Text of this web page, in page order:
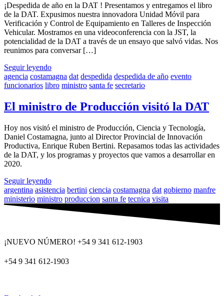
¡Despedida de año en la DAT ! Presentamos y entregamos el libro
de la DAT. Expusimos nuestra innovadora Unidad Móvil para
Verificación y Control de Equipamiento en Talleres de Inspección
Vehicular. Mostramos en una videoconferencia con la JST, la
potencialidad de la DAT a través de un ensayo que salvó vidas. Nos
reunimos para conversar […]
Seguir leyendo
agencia costamagna dat despedida despedida de año evento
funcionarios libro ministro santa fe secretario
El ministro de Producción visitó la DAT
Hoy nos visitó el ministro de Producción, Ciencia y Tecnología,
Daniel Costamagna, junto al Director Provincial de Innovación
Productiva, Enrique Ruben Bertini. Repasamos todas las actividades
de la DAT, y los programas y proyectos que vamos a desarrollar en
2020.
Seguir leyendo
argentina asistencia bertini ciencia costamagna dat gobierno manfre
ministerio ministro produccion santa fe tecnica visita
¡NUEVO NÚMERO! +54 9 341 612-1903
+54 9 341 612-1903